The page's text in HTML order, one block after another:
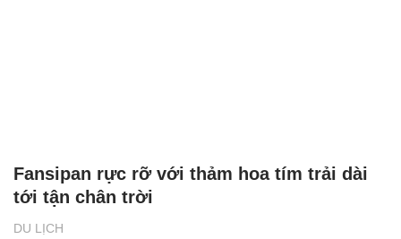
DU LỊCH
Fansipan rực rỡ với thảm hoa tím trải dài
tới tận chân trời